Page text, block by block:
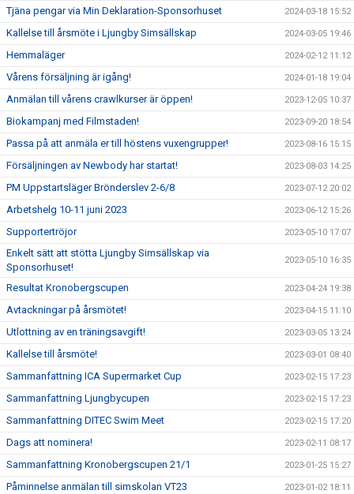
Tjäna pengar via Min Deklaration-Sponsorhuset 2024-03-18 15:52
Kallelse till årsmöte i Ljungby Simsällskap 2024-03-05 19:46
Hemmaläger 2024-02-12 11:12
Vårens försäljning är igång! 2024-01-18 19:04
Anmälan till vårens crawlkurser är öppen! 2023-12-05 10:37
Biokampanj med Filmstaden! 2023-09-20 18:54
Passa på att anmäla er till höstens vuxengrupper! 2023-08-16 15:15
Försäljningen av Newbody har startat! 2023-08-03 14:25
PM Uppstartsläger Brönderslev 2-6/8 2023-07-12 20:02
Arbetshelg 10-11 juni 2023 2023-06-12 15:26
Supportertröjor 2023-05-10 17:07
Enkelt sätt att stötta Ljungby Simsällskap via
Sponsorhuset!
2023-05-10 16:35
Resultat Kronobergscupen 2023-04-24 19:38
Avtackningar på årsmötet! 2023-04-15 11:10
Utlottning av en träningsavgift! 2023-03-05 13:24
Kallelse till årsmöte! 2023-03-01 08:40
Sammanfattning ICA Supermarket Cup 2023-02-15 17:23
Sammanfattning Ljungbycupen 2023-02-15 17:23
Sammanfattning DITEC Swim Meet 2023-02-15 17:20
Dags att nominera! 2023-02-11 08:17
Sammanfattning Kronobergscupen 21/1 2023-01-25 15:27
Påminnelse anmälan till simskolan VT23 2023-01-02 18:11